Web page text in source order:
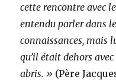
cette rencontre avec
entendu parler dans
connaissances, mais
qu’il était dehors
abris. » (Père